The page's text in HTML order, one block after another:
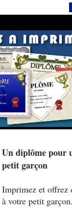
Un diplôme pour
petit garçon
Imprimez et offrez
à votre petit